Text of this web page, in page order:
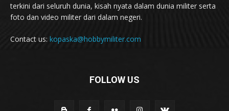
terkini dari seluruh dunia, kisah nyata dalam dunia militer serta
foto dan video militer dari dalam negeri.
Contact us: kopaska@hobbymiliter.com
FOLLOW US